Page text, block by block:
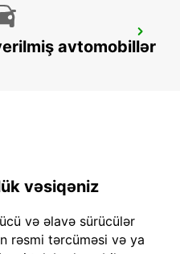
IKC-
avtomobillər
vəsiqəniz
və əlavə sürücülər
rəsmi tərcüməsi və ya